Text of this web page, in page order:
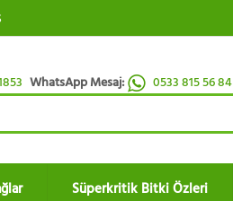
WhatsApp Mesaj: 0533 815 56 84
Süperkritik Bitki Özleri